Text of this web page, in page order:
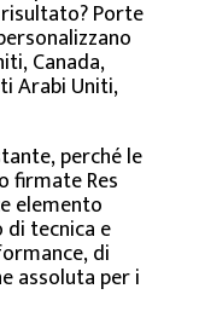
Porte
Canada,
Arabi Uniti,
perché le
firmate Res
elemento
tecnica e
di
assoluta per i